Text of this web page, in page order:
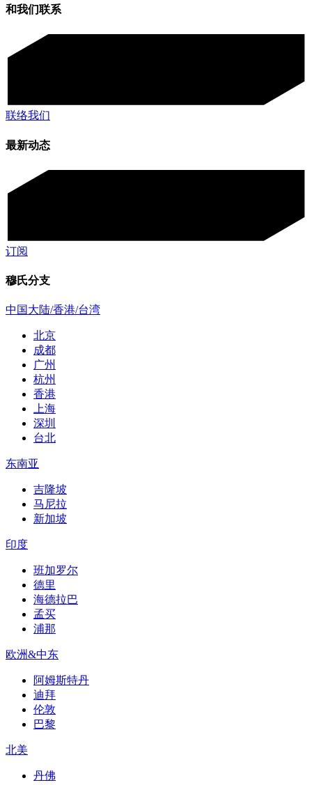
和我们联系
联络我们
最新动态
订阅
穆氏分支
中国大陆/香港/台湾
北京
成都
广州
杭州
香港
上海
深圳
台北
东南亚
吉隆坡
马尼拉
新加坡
印度
班加罗尔
德里
海德拉巴
孟买
浦那
欧洲&中东
阿姆斯特丹
迪拜
伦敦
巴黎
北美
丹佛